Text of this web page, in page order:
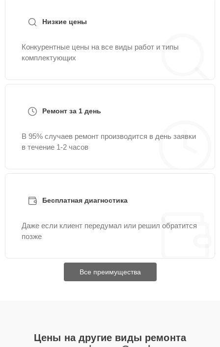
Низкие цены
Конкурентные цены на все виды работ и типы
комплектующих
Ремонт за 1 день
В 95% случаев ремонт производится в день заявки
в течение 1-2 часов
Бесплатная диагностика
Даже если клиент передумал или решил обратится
позже
Все преимущества
Цены на другие виды ремонта